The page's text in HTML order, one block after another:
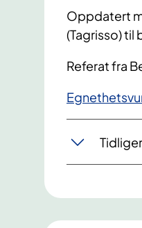
Oppdatert
(Tagrisso)
Referat fra